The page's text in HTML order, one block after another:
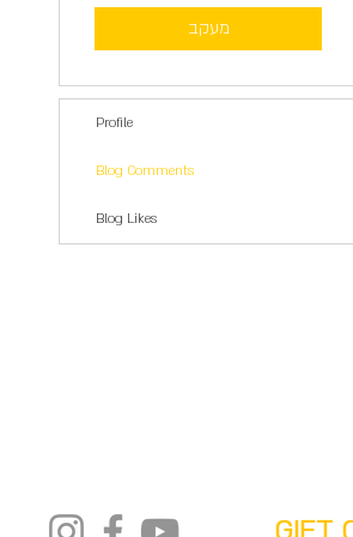
מעקב
Profile
Blog Comments
Blog Likes